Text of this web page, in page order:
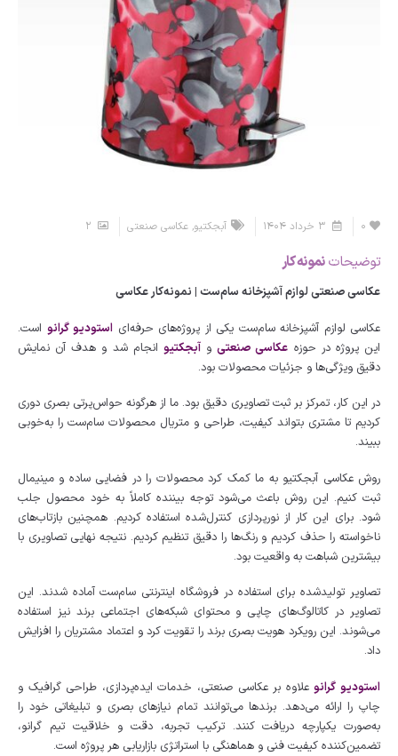
0 3 خرداد 1404 آبجکتیو,عکاسی صنعتی
توضیحاتنمونه کار
عکاسی صنعتی لوازم آشپزخانه سام‌ست | نمونه‌کار عکاسی
عکاسی لوازم آشپزخانه سام‌ست یکی از پروژه‌های حرفه‌ای استودیو گرانو است.
این پروژه در حوزه عکاسی صنعتیوآبجکتیو انجام شد و هدف آن نمایش
دقیق ویژگی‌ها و جزئیات محصولات بود.
در این کار، تمرکز بر ثبت تصاویری دقیق بود. ما از هرگونه حواس‌پرتی بصری دوری
کردیم تا مشتری بتواند کیفیت، طراحی و متریال محصولات سام‌ست را به‌خوبی
ببیند.
روش عکاسی آبجکتیو به ما کمک کرد محصولات را در فضایی ساده و مینیمال
ثبت کنیم. این روش باعث می‌شود توجه بیننده کاملاً به خود محصول جلب
شود. برای این کار از نورپردازی کنترل‌شده استفاده کردیم. همچنین بازتاب‌های
ناخواسته را حذف کردیم و رنگ‌ها را دقیق تنظیم کردیم. نتیجه نهایی تصاویری با
بیشترین شباهت به واقعیت بود.
تصاویر تولیدشده برای استفاده در فروشگاه اینترنتی سام‌ست آماده شدند. این
تصاویر در کاتالوگ‌های چاپی و محتوای شبکه‌های اجتماعی برند نیز استفاده
می‌شوند. این رویکرد هویت بصری برند را تقویت کرد و اعتماد مشتریان را افزایش
داد.
استودیو گرانوعلاوه بر عکاسی صنعتی، خدمات ایده‌پردازی، طراحی گرافیک و
چاپ را ارائه می‌دهد. برندها می‌توانند تمام نیازهای بصری و تبلیغاتی خود را
به‌صورت یکپارچه دریافت کنند. ترکیب تجربه، دقت و خلاقیت تیم گرانو،
تضمین‌کننده کیفیت فنی و هماهنگی با استراتژی بازاریابی هر پروژه است.